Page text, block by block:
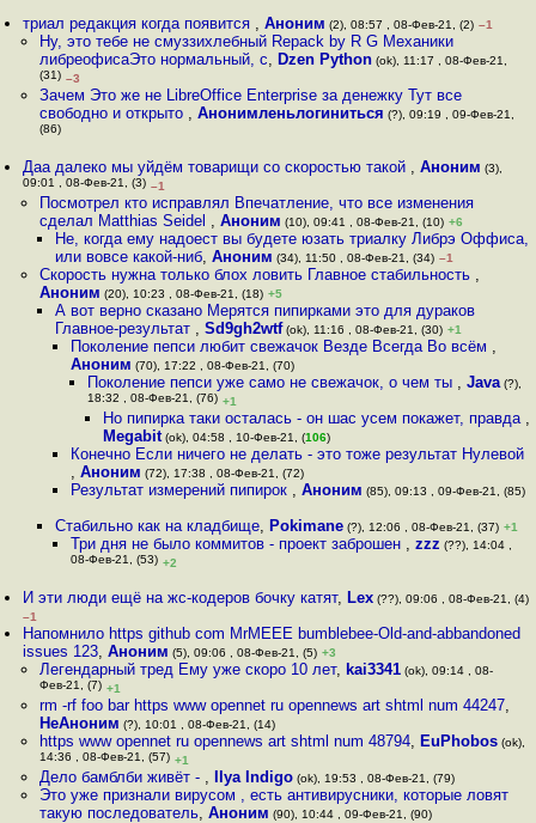
триал редакция когда появится ,Аноним (2), 08:57 , 08-Фев-21, (2) –1
Ну, это тебе не смуззихлебный Repack by R G Механики
либреофисаЭто нормальный, с, Dzen Python(ok), 11:17 , 08-Фев-21,
(31) –3
Зачем Это же не LibreOffice Enterprise за денежку Тут все
свободно и открыто , Анонимленьлогиниться (?), 09:19 , 09-Фев-21,
(86)
Даа далеко мы уйдём товарищи со скоростью такой ,Аноним (3),
09:01 , 08-Фев-21, (3) –1
Посмотрел кто исправлял Впечатление, что все изменения
сделал Matthias Seidel , Аноним (10), 09:41 , 08-Фев-21, (10) +6
Не, когда ему надоест вы будете юзать триалку Либрэ Оффиса,
или вовсе какой-ниб, Аноним (34), 11:50 , 08-Фев-21, (34) –1
Скорость нужна только блох ловить Главное стабильность ,
Аноним (20), 10:23 , 08-Фев-21, (18) +5
А вот верно сказано Мерятся пипирками это для дураков
Главное-результат , Sd9gh2wtf(ok), 11:16 , 08-Фев-21, (30) +1
Поколение пепси любит свежачок Везде Всегда Во всём ,
Аноним (70), 17:22 , 08-Фев-21, (70)
Поколение пепси уже само не свежачок, о чем ты , Java(?),
18:32 , 08-Фев-21, (76) +1
Но пипирка таки осталась - он шас усем покажет, правда ,
Megabit(ok), 04:58 , 10-Фев-21, (106)
Конечно Если ничего не делать - это тоже результат Нулевой
,Аноним (72), 17:38 , 08-Фев-21, (72)
Результат измерений пипирок ,Аноним (85), 09:13 , 09-Фев-21, (85)
Стабильно как на кладбище, Pokimane(?), 12:06 , 08-Фев-21, (37) +1
Три дня не было коммитов - проект заброшен ,zzz (??), 14:04 ,
08-Фев-21, (53) +2
И эти люди ещё на жс-кодеров бочку катят, Lex (??), 09:06 , 08-Фев-21, (4)
–1
Напомнило https github com MrMEEE bumblebee-Old-and-abbandoned
issues 123,Аноним (5), 09:06 , 08-Фев-21, (5) +3
Легендарный тред Ему уже скоро 10 лет, kai3341(ok), 09:14 , 08-
Фев-21, (7) +1
rm -rf foo bar https www opennet ru opennews art shtml num 44247,
НеАноним (?), 10:01 , 08-Фев-21, (14)
https www opennet ru opennews art shtml num 48794, EuPhobos(ok),
14:36 , 08-Фев-21, (57) +1
Дело бамблби живёт - , Ilya Indigo(ok), 19:53 , 08-Фев-21, (79)
Это уже признали вирусом , есть антивирусники, которые ловят
такую последователь, Аноним (90), 10:44 , 09-Фев-21, (90)